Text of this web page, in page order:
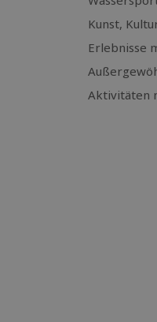
Kunst,
Erlebnisse
Aktivitäten